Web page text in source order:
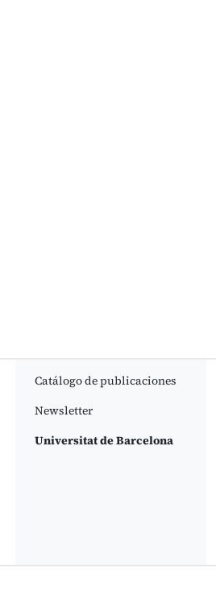
Catálogo de publicaciones
Newsletter
Universitat de Barcelona